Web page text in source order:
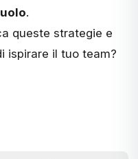
.
queste strategie e
ispirare il tuo team?